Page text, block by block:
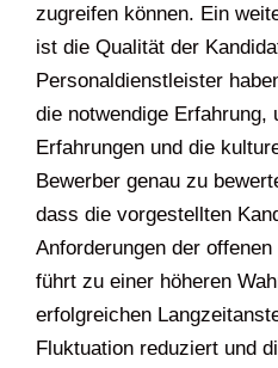
zugreifen können. Ein
ist die Qualität der
Personaldienstleister
die notwendige Erfahrung,
Erfahrungen und die
Bewerber genau zu
dass die vorgestellten
Anforderungen der
führt zu einer höheren
erfolgreichen
Fluktuation reduziert und